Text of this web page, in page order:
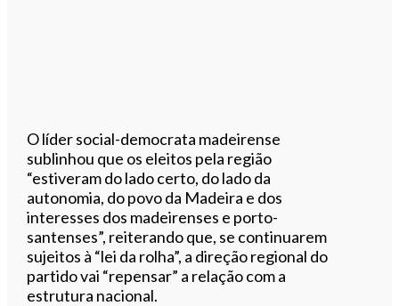
O líder social-democrata madeirense
sublinhou que os eleitos pela região
“estiveram do lado certo, do lado da
autonomia, do povo da Madeira e dos
interesses dos madeirenses e porto-
santenses”, reiterando que, se continuarem
sujeitos à “lei da rolha”, a direção regional do
partido vai “repensar” a relação com a
estrutura nacional.